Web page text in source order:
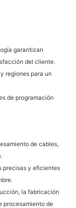
garantizan
del cliente.
regiones para un
de programación
de cables,
precisas y eficientes
la fabricación
procesamiento de